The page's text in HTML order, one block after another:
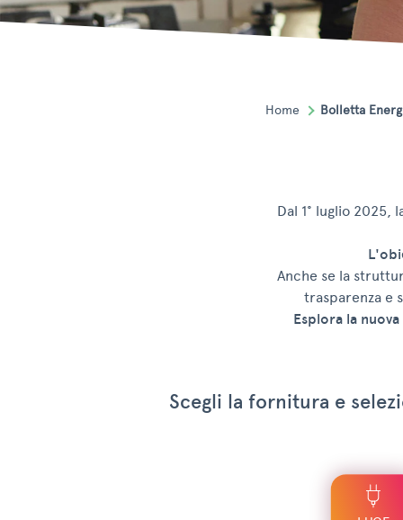
Home Bolletta
Dal 1° luglio
Anche se la
trasparenza e
Esplora la
Scegli la fornitura e